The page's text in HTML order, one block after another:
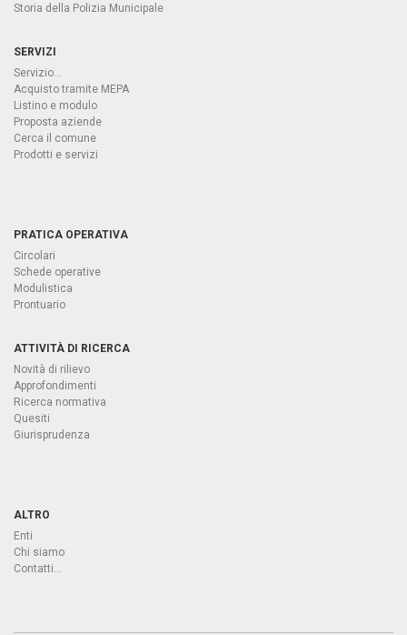
Storia della Polizia Municipale
SERVIZI
Servizio...
Acquisto tramite MEPA
Listino e modulo
Proposta aziende
Cerca il comune
Prodotti e servizi
PRATICA OPERATIVA
Circolari
Schede operative
Modulistica
Prontuario
ATTIVITÀ DI RICERCA
Novità di rilievo
Approfondimenti
Ricerca normativa
Quesiti
Giurisprudenza
ALTRO
Enti
Chi siamo
Contatti...